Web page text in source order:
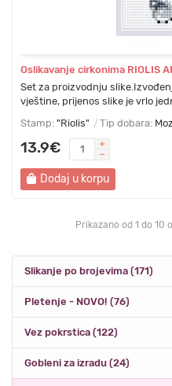
Oslikavanje cirkonima RIOLIS
Set za proizvodnju
vještine, prijenos slike je vrlo
Stamp: "Riolis" Tip dobara:
13.9€
Dodaj u korpu
Prikazano od 1 do 10
Slikanje po brojevima (171)
Pletenje - NOVO! (76)
Vez pokrstica (122)
Gobleni za izradu (24)